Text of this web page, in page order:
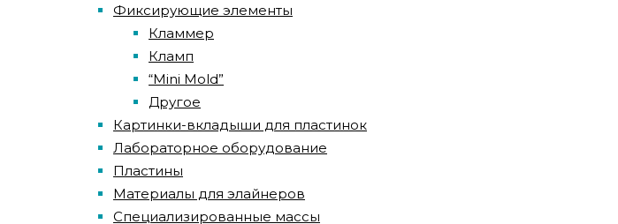
Фиксирующие элементы
Кламмер
Кламп
“Mini Mold”
Другое
Картинки-вкладыши для пластинок
Лабораторное оборудование
Пластины
Материалы для элайнеров
Специализированные массы